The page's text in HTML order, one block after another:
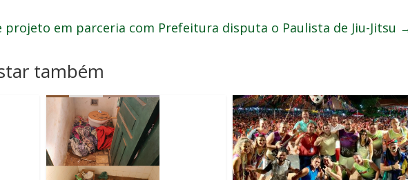
projeto em parceria com Prefeitura disputa o Paulista de Jiu-Jitsu
também